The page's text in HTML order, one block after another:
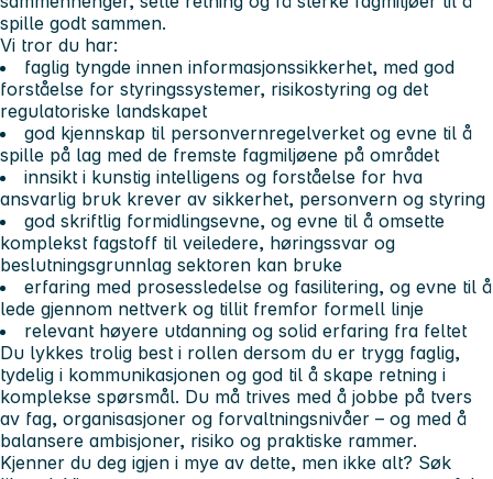
spille godt sammen.
Vi tror du har:
faglig tyngde innen informasjonssikkerhet, med god
forståelse for styringssystemer, risikostyring og det
regulatoriske landskapet
god kjennskap til personvernregelverket og evne til å
spille på lag med de fremste fagmiljøene på området
innsikt i kunstig intelligens og forståelse for hva
ansvarlig bruk krever av sikkerhet, personvern og styring
god skriftlig formidlingsevne, og evne til å omsette
komplekst fagstoff til veiledere, høringssvar og
beslutningsgrunnlag sektoren kan bruke
erfaring med prosessledelse og fasilitering, og evne til å
lede gjennom nettverk og tillit fremfor formell linje
relevant høyere utdanning og solid erfaring fra feltet
Du lykkes trolig best i rollen dersom du er trygg faglig,
tydelig i kommunikasjonen og god til å skape retning i
komplekse spørsmål. Du må trives med å jobbe på tvers
av fag, organisasjoner og forvaltningsnivåer – og med å
balansere ambisjoner, risiko og praktiske rammer.
Kjenner du deg igjen i mye av dette, men ikke alt? Søk